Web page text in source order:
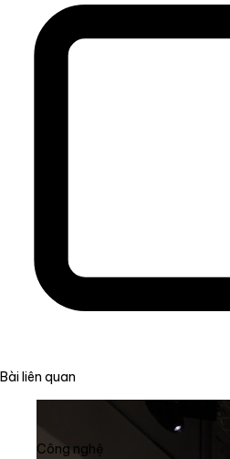
Bài liên quan
Công nghệ